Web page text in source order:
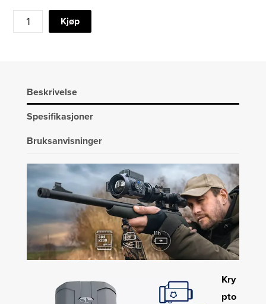
PULSAR
KRYPTON
KIKKERT
antall
Kjøp
Beskrivelse
Spesifikasjoner
Bruksanvisninger
Kry
pto